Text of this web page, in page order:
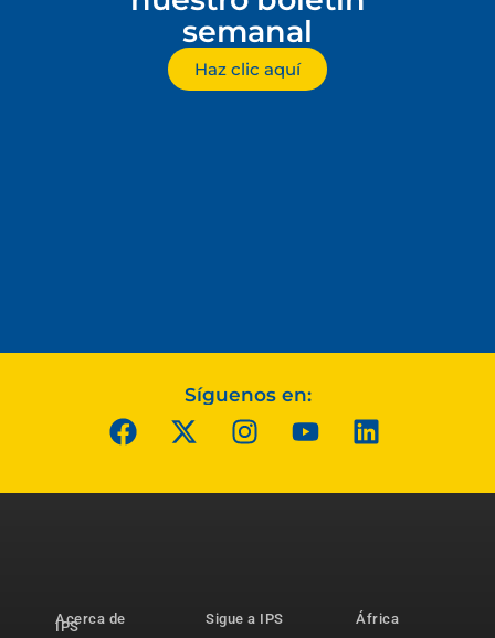
semanal
Haz clic aquí
Síguenos en:
Acerca de
IPS
Sigue a IPS
África